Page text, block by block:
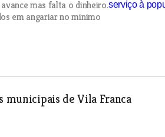
mas falta o dinheiro.
em angariar no minimo
de Vila Franca